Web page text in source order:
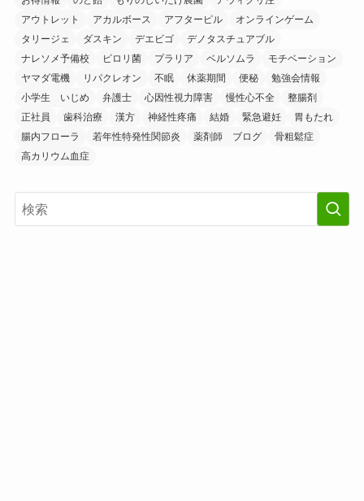
アウトレット
アカルボース アフターピル
オンラインゲーム
タリージェ
ダスキン デエビゴ
デノタスチュアブル
ナレソメ予備校
ピロリ菌 プラリア ベルソムラ
モチベーション
ヤマダ電機
リパクレオン 不眠 休薬期間 便秘
勉強会情報
小学生 いじめ
弁護士 心因性視力障害 慢性心不全
整腸剤
正社員
歯科治療 漢方 神経性疼痛 結婚 緊急避妊
胃もたれ
腸内フローラ
若年性特発性関節炎 薬剤師 ブログ
骨粗鬆症
高カリウム血症